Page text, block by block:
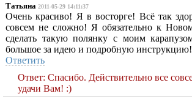
Татьяна 2011-05-29 14:11:37
Очень красиво! Я в восторге! Всё так
совсем не сложно! Я обязательно к
сделать такую полянку с моим
большое за идею и подробную инструкцию!
Ответить
Ответ: Спасибо. Действительно все
удачи Вам! :)